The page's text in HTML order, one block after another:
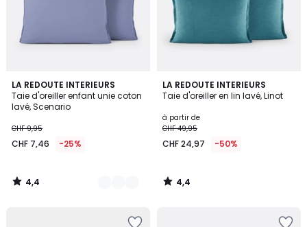
LA REDOUTE INTERIEURS
Taie d'oreiller enfant unie coton
lavé, Scenario
7,46
au
de
CHF
CHF 9,95
CHF 7,46 -25%
4,4
/ 5
3
Couleurs
4,4
/
LA REDOUTE INTERIEURS
Taie d'oreiller en lin lavé, Linot
à partir de
CHF 49,95
CHF 24,97 -50%
4,4
/ 5
4,4
/